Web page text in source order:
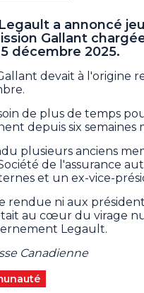
a annoncé
Gallant
décembre 2025.
devait à l'origine
de plus de temps
depuis six semaines
plusieurs anciens
de l'assurance
et un ex-vice-
rendue ni aux
au cœur du virage
Legault.
Canadienne